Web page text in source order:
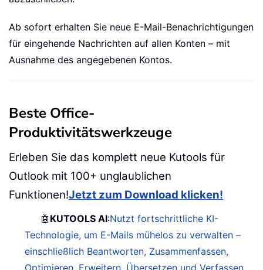
Ab sofort erhalten Sie neue E-Mail-Benachrichtigungen
für eingehende Nachrichten auf allen Konten – mit
Ausnahme des angegebenen Kontos.
Beste Office-
Produktivitätswerkzeuge
Erleben Sie das komplett neue Kutools für
Outlook mit 100+ unglaublichen
Funktionen!Jetzt zum Download klicken!
🤖 KUTOOLS AI:Nutzt fortschrittliche KI-
Technologie, um E-Mails mühelos zu verwalten –
einschließlich Beantworten, Zusammenfassen,
Optimieren, Erweitern, Übersetzen und Verfassen